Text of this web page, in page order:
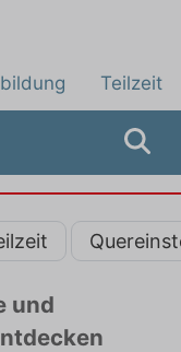
Teilzeit
und